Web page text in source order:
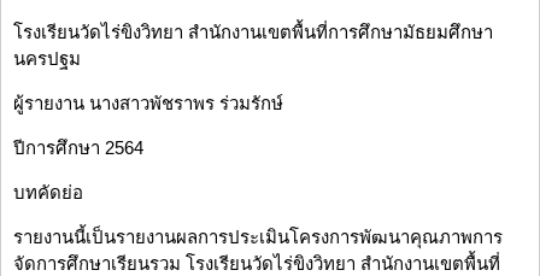
โรงเรียนวัดไร่ขิงวิทยา สำนักงานเขตพื้นที่การศึกษามัธยมศึกษา
นครปฐม
ผู้รายงาน นางสาวพัชราพร ร่วมรักษ์
ปีการศึกษา 2564
บทคัดย่อ
รายงานนี้เป็นรายงานผลการประเมินโครงการพัฒนาคุณภาพการ
จัดการศึกษาเรียนรวม โรงเรียนวัดไร่ขิงวิทยา สำนักงานเขตพื้นที่